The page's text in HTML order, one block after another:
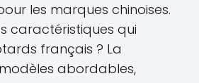
les marques chinoises.
caractéristiques qui
français ? La
abordables,